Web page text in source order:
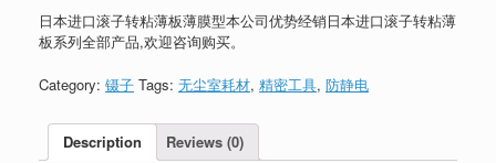
日本进口滚子转粘薄板薄膜型本公司优势经销日本进口滚子转粘薄
板系列全部产品,欢迎咨询购买。
Category: 镊子 Tags: 无尘室耗材, 精密工具, 防静电
Description Reviews (0)